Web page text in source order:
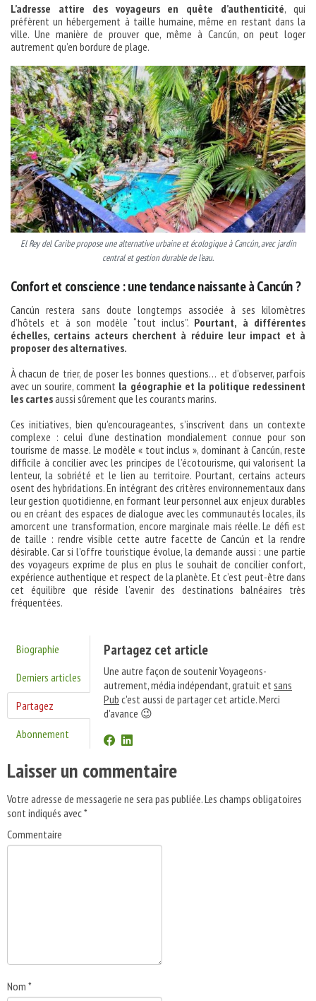
L’adresse attire des voyageurs en quête d’authenticité, qui
préfèrent un hébergement à taille humaine, même en restant dans la
ville. Une manière de prouver que, même à Cancún, on peut loger
autrement qu’en bordure de plage.
El Rey del Caribe propose une alternative urbaine et écologique à Cancún, avec jardin
central et gestion durable de l’eau.
Confort et conscience : une tendance naissante à Cancún ?
Cancún restera sans doute longtemps associée à ses kilomètres
d’hôtels et à son modèle “tout inclus”. Pourtant, à différentes
échelles, certains acteurs cherchent à réduire leur impact et à
proposer des alternatives.
À chacun de trier, de poser les bonnes questions… et d’observer, parfois
avec un sourire, comment la géographie et la politique redessinent
les cartesaussi sûrement que les courants marins.
Ces initiatives, bien qu’encourageantes, s’inscrivent dans un contexte
complexe : celui d’une destination mondialement connue pour son
tourisme de masse. Le modèle « tout inclus », dominant à Cancún, reste
difficile à concilier avec les principes de l’écotourisme, qui valorisent la
lenteur, la sobriété et le lien au territoire. Pourtant, certains acteurs
osent des hybridations. En intégrant des critères environnementaux dans
leur gestion quotidienne, en formant leur personnel aux enjeux durables
ou en créant des espaces de dialogue avec les communautés locales, ils
amorcent une transformation, encore marginale mais réelle. Le défi est
de taille : rendre visible cette autre facette de Cancún et la rendre
désirable. Car si l’offre touristique évolue, la demande aussi : une partie
des voyageurs exprime de plus en plus le souhait de concilier confort,
expérience authentique et respect de la planète. Et c’est peut-être dans
cet équilibre que réside l’avenir des destinations balnéaires très
fréquentées.
Biographie
Derniers articles
Partagez
Abonnement
Partagez cet article
Une autre façon de soutenir Voyageons-
autrement, média indépendant, gratuit etsans
Pub c'est aussi de partager cet article. Merci
d'avance 😉
Laisser un commentaire
Votre adresse de messagerie ne sera pas publiée.Les champs obligatoires
sont indiqués avec*
Commentaire
Nom *